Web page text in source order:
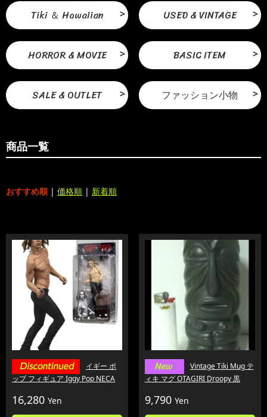
Tiki ＆ Hawaiian USED & VINTAGE
HORROR & MOVIE BASIC ITEM
SALE & OUTLET ファッション小物
商品一覧
おすすめ順 | 価格順 | 新着順
イギー ポ
ップ フィギュア Iggy Pop NECA
16,280 Yen
Vintage Tiki Mug テ
ィキ マグ OTAGIRI Droopy 黒
9,790 Yen